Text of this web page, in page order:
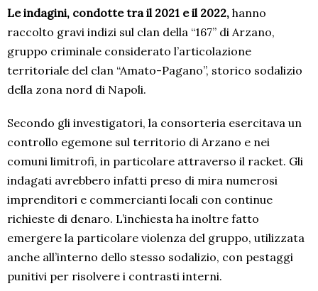
Le indagini, condotte tra il 2021 e il 2022, hanno
raccolto gravi indizi sul clan della “167” di Arzano,
gruppo criminale considerato l’articolazione
territoriale del clan “Amato-Pagano”, storico sodalizio
della zona nord di Napoli.
Secondo gli investigatori, la consorteria esercitava un
controllo egemone sul territorio di Arzano e nei
comuni limitrofi, in particolare attraverso il racket. Gli
indagati avrebbero infatti preso di mira numerosi
imprenditori e commercianti locali con continue
richieste di denaro. L’inchiesta ha inoltre fatto
emergere la particolare violenza del gruppo, utilizzata
anche all’interno dello stesso sodalizio, con pestaggi
punitivi per risolvere i contrasti interni.